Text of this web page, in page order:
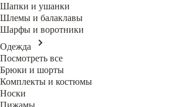
Шапки и ушанки
Шлемы и балаклавы
Шарфы и воротники
Одежда
Посмотреть все
Брюки и шорты
Комплекты и костюмы
Носки
Пижамы